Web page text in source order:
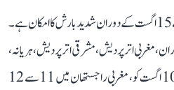
ہماچل پردیش میں 9 اگست اور 12 سے 15 اگست کے دوران شدید بارش کا امکان ہے۔
15 اگست کے دوران، مغربی اتر پردیش، مشرقی اتر پردیش، ہریانہ،
چنڈی گڑھ، دہلی اور پنجاب میں 9 اور 10 اگست کو، مغربی راجستھان میں 11 سے 12